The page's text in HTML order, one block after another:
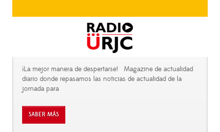
¡La mejor manera de despertarse! Magazine de actualidad
diario donde repasamos las noticias de actualidad de la
jornada para
SABER MÁS